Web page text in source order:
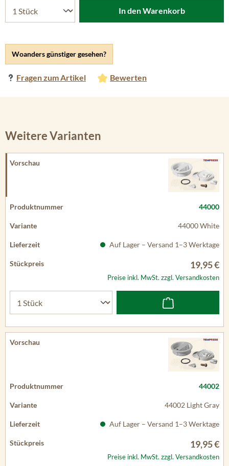
Woanders günstiger gesehen?
Fragen zum Artikel Bewerten
In den Warenkorb
Weitere Varianten
44000
44000 White
Auf Lager – Versand 1–3 Werktage
19,95 €
Preise inkl. MwSt. zzgl. Versandkosten
44002
44002 Light Gray
Auf Lager – Versand 1–3 Werktage
19,95 €
Preise inkl. MwSt. zzgl. Versandkosten